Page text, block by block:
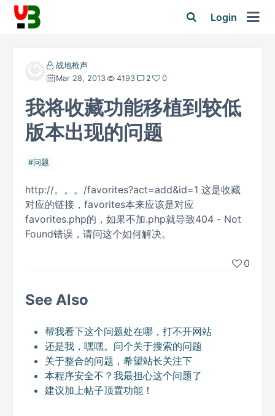
Login
战地枪声
Mar 28, 2013
4193 2 0
我将收藏功能移植到较低
版本出现的问题
问题
http://。。。/favorites?act=add&id=1 这是收藏
对应的链接，favorites本来应该是对应
favorites.php的，如果不加.php就导致404 - Not
Found错误，请问这个如何解决。
0
See Also
帮我看下这个问题处在哪，打不开网站
还是我，嘿嘿。问个关于搜索的问题
关于整合的问题，希望站长关注下
本程序安全不？我最担心这个问题了
建议加上帖子顶置功能！